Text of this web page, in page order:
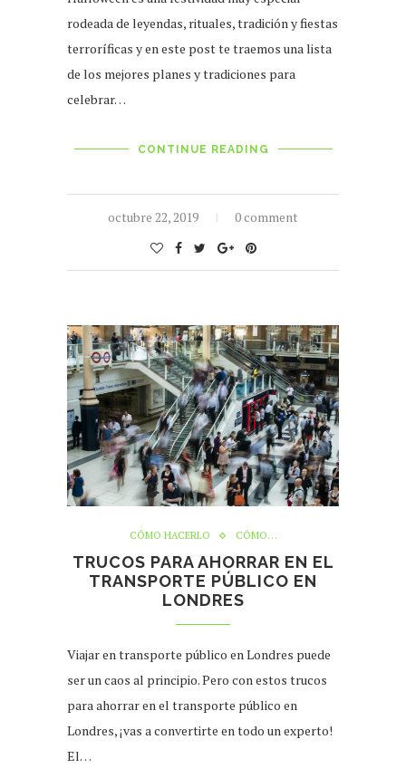
rodeada de leyendas, rituales, tradición y fiestas
terroríficas y en este post te traemos una lista
de los mejores planes y tradiciones para
celebrar…
CONTINUE READING
octubre 22, 2019 0 comment
CÓMO HACERLO CÓMO…
TRUCOS PARA AHORRAR EN EL
TRANSPORTE PÚBLICO EN
LONDRES
Viajar en transporte público en Londres puede
ser un caos al principio. Pero con estos trucos
para ahorrar en el transporte público en
Londres, ¡vas a convertirte en todo un experto!
El…